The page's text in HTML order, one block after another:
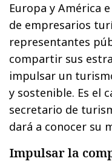
Europa y América
de empresarios
representantes
compartir sus
impulsar un
y sostenible. Es el
secretario de
dará a conocer su
Impulsar la